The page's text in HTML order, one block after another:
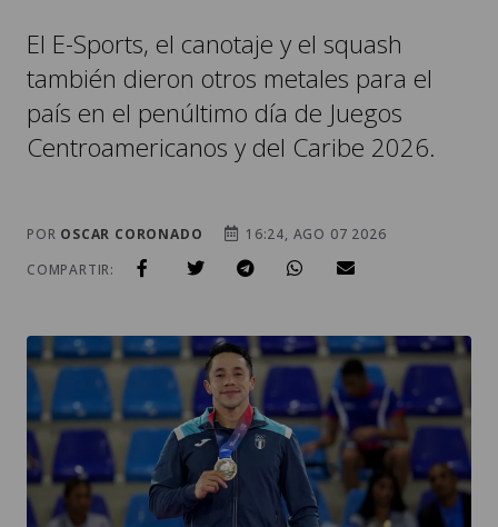
El E-Sports, el canotaje y el squash
también dieron otros metales para el
país en el penúltimo día de Juegos
Centroamericanos y del Caribe 2026.
POR OSCAR CORONADO
16:24, AGO 07 2026
COMPARTIR: